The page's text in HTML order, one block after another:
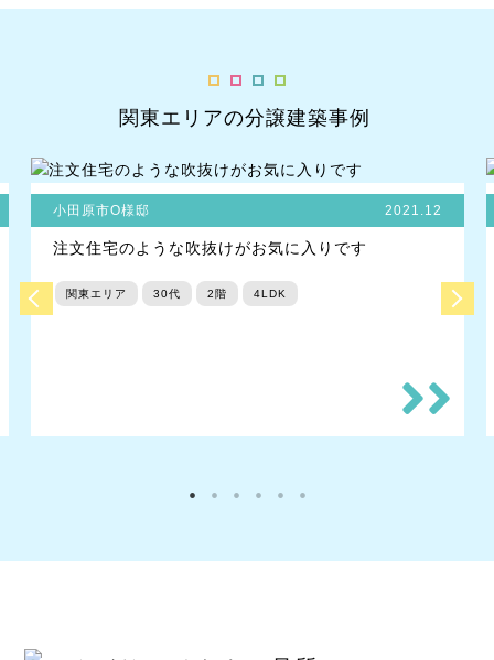
関東エリアの分譲建築事例
小田原市O様邸 2021.12
注文住宅のような吹抜けがお気に入りです
関東エリア 30代 2階 4LDK